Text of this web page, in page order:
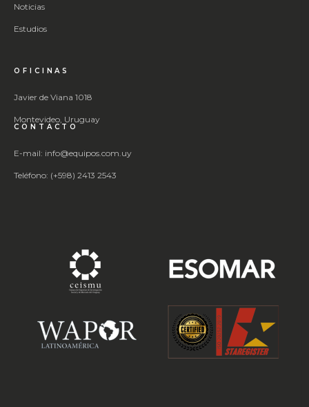
Noticias
Estudios
OFICINAS
Javier de Viana 1018
Montevideo, Uruguay
CONTACTO
E-mail: info@equipos.com.uy
Teléfono: (+598) 2413 2543